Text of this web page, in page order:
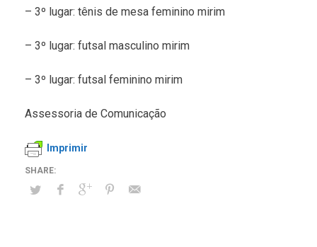
– 3º lugar: tênis de mesa feminino mirim
– 3º lugar: futsal masculino mirim
– 3º lugar: futsal feminino mirim
Assessoria de Comunicação
Imprimir